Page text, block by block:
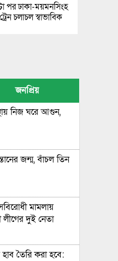
পর ঢাকা-ময়মনসিংহ
চলাচল স্বাভাবিক
জনপ্রিয়
নিজ ঘরে আগুন,
জন্ম, বাঁচল তিন
মামলায়
লীগের দুই নেতা
তৈরি করা হবে: